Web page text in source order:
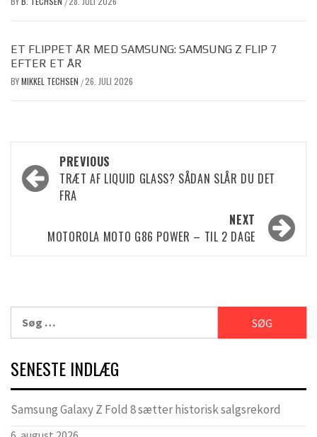
ET FLIPPET ÅR MED SAMSUNG: SAMSUNG Z FLIP 7
EFTER ET ÅR
BYMIKKEL TECHSEN /26. JULI 2026
Post
navigation
PREVIOUS
TRÆT AF LIQUID GLASS? SÅDAN SLÅR DU DET
FRA
NEXT
MOTOROLA MOTO G86 POWER – TIL 2 DAGE
efter:
SENESTE INDLÆG
Samsung Galaxy Z Fold 8 sætter historisk salgsrekord